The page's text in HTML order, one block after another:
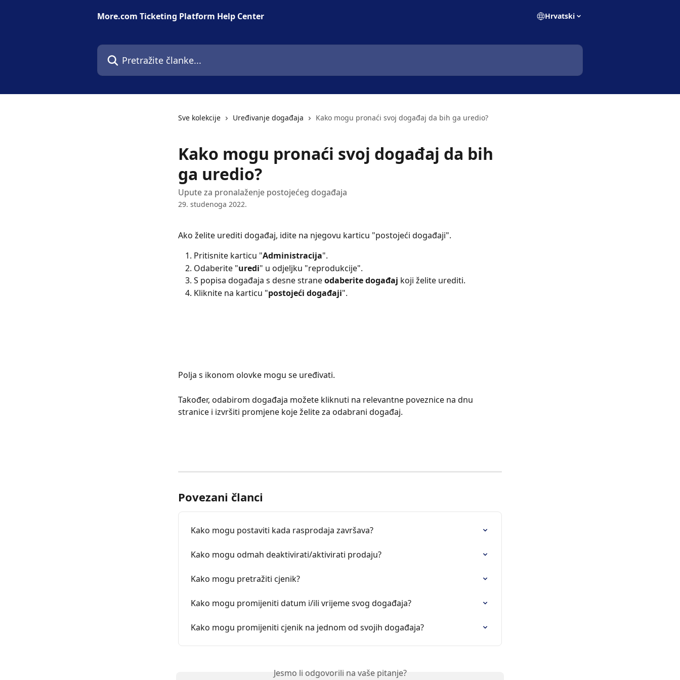
More.com Ticketing Platform Help Center
Hrvatski
Pretražite članke...
Sve kolekcije Uređivanje događaja Kako mogu pronaći svoj događaj da bih ga uredio?
Kako mogu pronaći svoj događaj da bih
ga uredio?
Upute za pronalaženje postojećeg događaja
29. studenoga 2022.
Ako želite urediti događaj, idite na njegovu karticu "postojeći događaji".
Pritisnite karticu "Administracija".
Odaberite "uredi" u odjeljku "reprodukcije".
S popisa događaja s desne strane odaberite događaj koji želite urediti.
Kliknite na karticu "postojeći događaji".
Polja s ikonom olovke mogu se uređivati.
Također, odabirom događaja možete kliknuti na relevantne poveznice na dnu
stranice i izvršiti promjene koje želite za odabrani događaj.
Povezani članci
Kako mogu postaviti kada rasprodaja završava?
Kako mogu odmah deaktivirati/aktivirati prodaju?
Kako mogu pretražiti cjenik?
Kako mogu promijeniti datum i/ili vrijeme svog događaja?
Kako mogu promijeniti cjenik na jednom od svojih događaja?
Jesmo li odgovorili na vaše pitanje?